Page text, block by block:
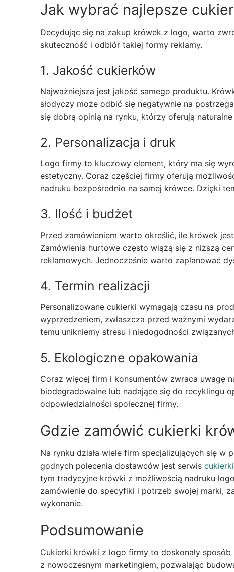
Jak wybrać najlepsze
Decydując się na zakup krówek z logo, warto
skuteczność i odbiór takiej formy reklamy.
1. Jakość cukierków
Najważniejsza jest jakość samego produktu.
słodyczy może odbić się negatywnie na
się dobrą opinią na rynku, którzy oferują
2. Personalizacja i druk
Logo firmy to kluczowy element, który ma się
estetyczny. Coraz częściej firmy oferują
nadruku bezpośrednio na samej krówce. Dzięki
3. Ilość i budżet
Przed zamówieniem warto określić, ile krówek
Zamówienia hurtowe często wiążą się z niższą
reklamowych. Jednocześnie warto zaplanować
4. Termin realizacji
Personalizowane cukierki wymagają czasu na
wyprzedzeniem, zwłaszcza przed ważnymi
temu unikniemy stresu i niedogodności
5. Ekologiczne opakowania
Coraz więcej firm i konsumentów zwraca uwagę
biodegradowalne lub nadające się do recyklingu
odpowiedzialności społecznej firmy.
Gdzie zamówić cukierki
Na rynku działa wiele firm specjalizujących się w
godnych polecenia dostawców jest serwis
tym tradycyjne krówki z możliwością nadruku
zamówienie do specyfiki i potrzeb swojej marki,
wykonanie.
Podsumowanie
Cukierki krówki z logo firmy to doskonały
z nowoczesnym marketingiem, pozwalając